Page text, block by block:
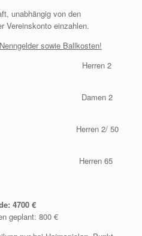
unabhängig von den
Vereinskonto einzahlen.
sowie Ballkosten!
720 € Herren 2
600 € Damen 2
360 € Herren 2/ 50
360 € Herren 65
4700 €
geplant: 800 €